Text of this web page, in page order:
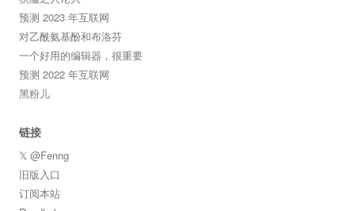
预测 2023 年互联网
对乙酰氨基酚和布洛芬
一个好用的编辑器，很重要
预测 2022 年互联网
黑粉儿
链接
𝕏 @Fenng
旧版入口
订阅本站